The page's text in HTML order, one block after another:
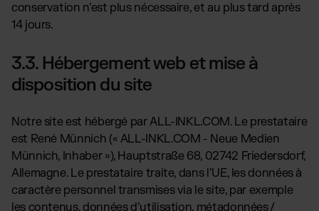
conservation n’est plus nécessaire, et au plus tard après
14 jours.
3.3. Hébergement web et mise à
disposition du site
Notre site est hébergé par ALL-INKL.COM. Le prestataire
est René Münnich (« ALL-INKL.COM - Neue Medien
Münnich, Inhaber »), Hauptstraße 68, 02742 Friedersdorf,
Allemagne. Le prestataire traite, dans l’UE, les données à
caractère personnel transmises via le site, par exemple
les contenus, données d’utilisation, métadonnées /